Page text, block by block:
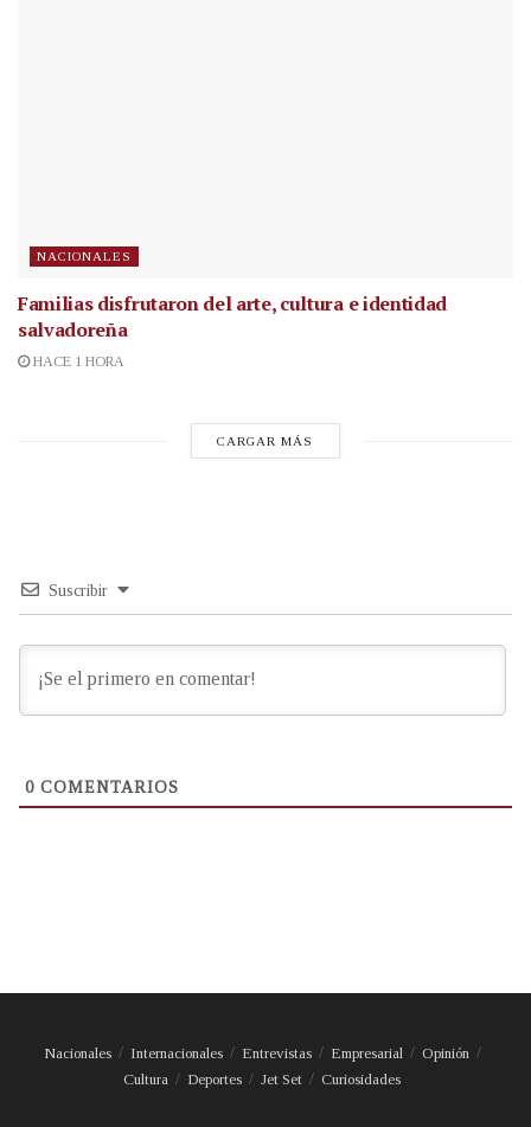
NACIONALES
Familias disfrutaron del arte, cultura e identidad
salvadoreña
HACE 1 HORA
CARGAR MÁS
Suscribir
0 COMENTARIOS
Nacionales Internacionales Entrevistas Empresarial
Opinión
Cultura
Deportes Jet Set Curiosidades